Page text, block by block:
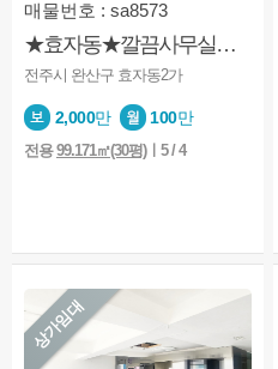
매물번호 : sa8573
★효자동★깔끔사무실★주차장 있음
전주시 완산구 효자동2가
2,000만 100만
전용99.171㎡(30평)ㅣ5 / 4
상가임대